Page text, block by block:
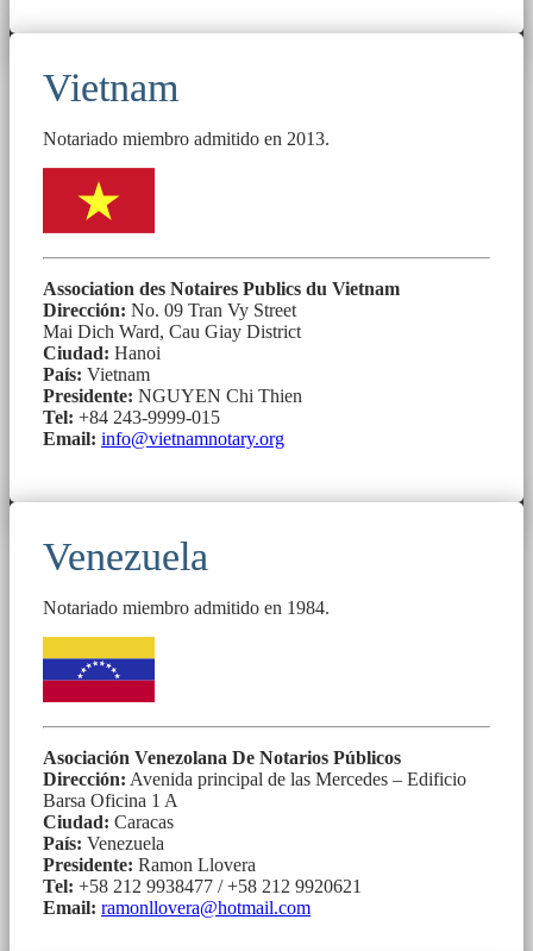
Vietnam
Notariado miembro admitido en 2013.
Association des Notaires Publics du Vietnam
Dirección: No. 09 Tran Vy Street
Mai Dich Ward, Cau Giay District
Ciudad: Hanoi
País: Vietnam
Presidente: NGUYEN Chi Thien
Tel: +84 243-9999-015
Email: info@vietnamnotary.org
Venezuela
Notariado miembro admitido en 1984.
Asociación Venezolana De Notarios Públicos
Dirección: Avenida principal de las Mercedes – Edificio
Barsa Oficina 1 A
Ciudad: Caracas
País: Venezuela
Presidente: Ramon Llovera
Tel: +58 212 9938477 / +58 212 9920621
Email: ramonllovera@hotmail.com